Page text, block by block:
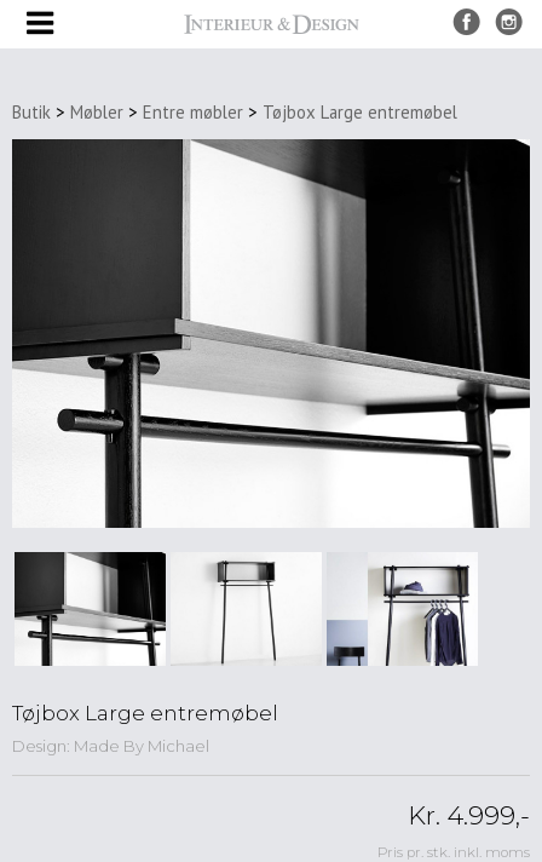
Butik > Møbler > Entre møbler > Tøjbox Large entremøbel
Tøjbox Large entremøbel
Design: Made By Michael
Kr. 4.999,-
Pris pr. stk. inkl. moms
Sofaborde
&
sideborde
Bakke
Lænestole
Kontorstole
Skamler
&
Sofaer